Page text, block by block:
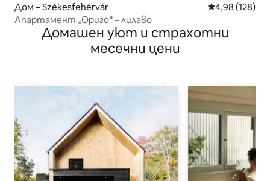
Дом – Székesfehérvár Средна
4,98 (128)
Апартамент „Ориго“ – лилаво
Домашен уют и страхотни
месечни цени